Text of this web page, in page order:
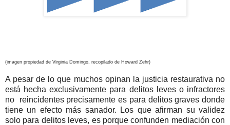
(imagen propiedad de Virginia Domingo, recopilado de Howard Zehr)
A pesar de lo que muchos opinan la justicia restaurativa no
está hecha exclusivamente para delitos leves o infractores
no reincidentes precisamente es para delitos graves donde
tiene un efecto más sanador. Los que afirman su validez
solo para delitos leves, es porque confunden mediación con